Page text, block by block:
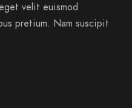
velit euismod
pretium. Nam suscipit